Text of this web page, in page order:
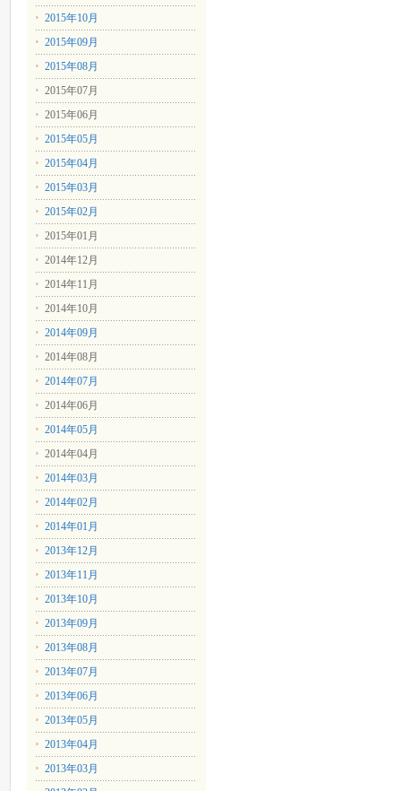
2015年10月
2015年09月
2015年08月
2015年07月
2015年06月
2015年05月
2015年04月
2015年03月
2015年02月
2015年01月
2014年12月
2014年11月
2014年10月
2014年09月
2014年08月
2014年07月
2014年06月
2014年05月
2014年04月
2014年03月
2014年02月
2014年01月
2013年12月
2013年11月
2013年10月
2013年09月
2013年08月
2013年07月
2013年06月
2013年05月
2013年04月
2013年03月